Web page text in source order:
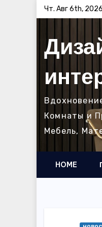
содержимому
Чт. Авг 6th, 2026
Комнаты и
Мебель,
HOME